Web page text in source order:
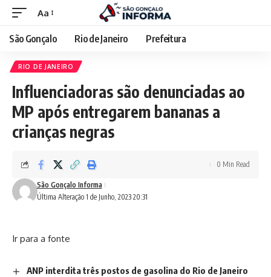
Aa
São Gonçalo Rio de Janeiro Prefeitura
RIO DE JANEIRO
Influenciadoras são denunciadas ao
MP após entregarem bananas a
crianças negras
Última Alteração 1 de Junho, 2023 20:31
São Gonçalo Informa
0 Min Read
Ir para a fonte
ANP interdita três postos de gasolina do Rio de Janeiro